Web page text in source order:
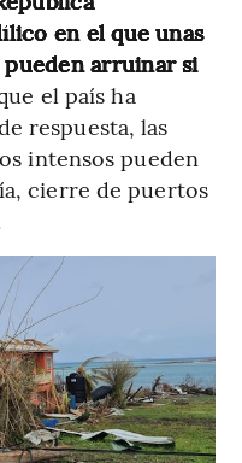
en el que unas
pueden arruinar si
el país ha
respuesta, las
intensos pueden
cierre de puertos